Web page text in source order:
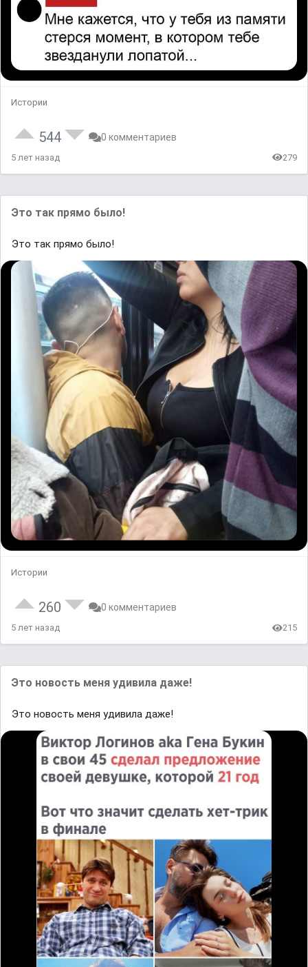
Истории
544 0 комментариев
5 лет назад 279
Это так прямо было!
Это так прямо было!
Истории
260 0 комментариев
5 лет назад 215
Это новость меня удивила даже!
Это новость меня удивила даже!